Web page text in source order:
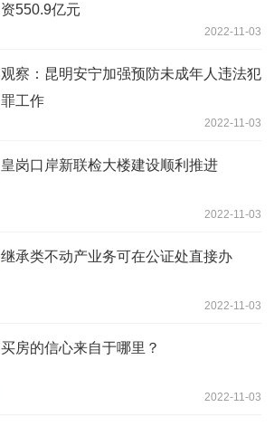
资550.9亿元
2022-11-03
观察：昆明安宁加强预防未成年人违法犯
罪工作
2022-11-03
皇岗口岸新联检大楼建设顺利推进
2022-11-03
继承类不动产业务可在公证处直接办
2022-11-03
买房的信心来自于哪里？
2022-11-03